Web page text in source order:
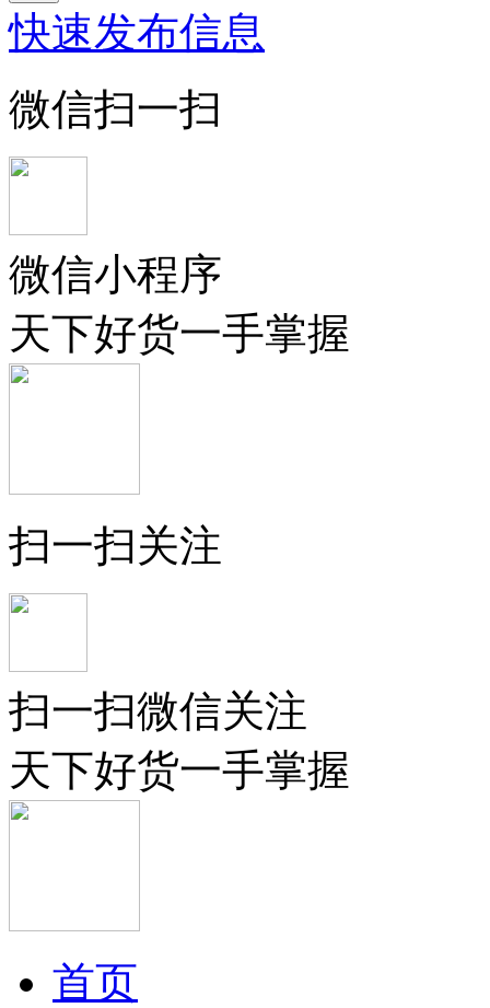
快速发布信息
微信扫一扫
微信小程序
天下好货一手掌握
扫一扫关注
扫一扫微信关注
天下好货一手掌握
首页